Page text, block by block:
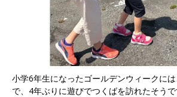
小学6年生になったゴールデンウィークに
で、4年ぶりに遊びでつくばを訪れたそうで